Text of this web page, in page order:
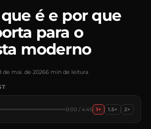
que é e por que
para o
moderno
de mai. de 20266 min de leitura
0:00 / 4:45 1× 1.5× 2×